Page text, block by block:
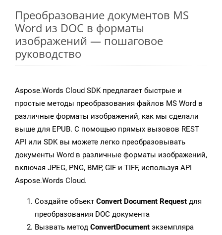
Преобразование документов MS
Word из DOC в форматы
изображений — пошаговое
руководство
Aspose.Words Cloud SDK предлагает быстрые и
простые методы преобразования файлов MS Word в
различные форматы изображений, как мы сделали
выше для EPUB. С помощью прямых вызовов REST
API или SDK вы можете легко преобразовывать
документы Word в различные форматы изображений,
включая JPEG, PNG, BMP, GIF и TIFF, используя API
Aspose.Words Cloud.
Создайте объект Convert Document Request для
преобразования DOC документа
Вызвать метод ConvertDocument экземпляра